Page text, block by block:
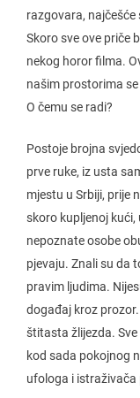
razgovara,
Skoro sve ove priče
nekog horor filma.
našim prostorima
O čemu se radi?
Postoje brojna
prve ruke, iz usta
mjestu u Srbiji, prije
skoro kupljenoj
nepoznate osobe
pjevaju. Znali su da
pravim ljudima.
događaj kroz
štitasta žlijezda. Sve
kod sada pokojnog
ufologa i